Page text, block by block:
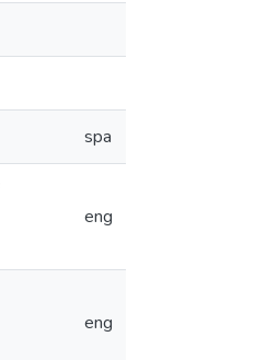
spa
eng
eng